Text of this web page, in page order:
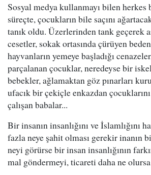
Sosyal medya kullanmayı bilen herkes
süreçte, çocukların bile saçını
tanık oldu. Üzerlerinden tank geçerek
cesetler, sokak ortasında çürüyen
hayvanların yemeye başladığı
parçalanan çocuklar, neredeyse bir
bebekler, ağlamaktan göz pınarları
ufacık bir çekiçle enkazdan
çalışan babalar...
Bir insanın insanlığını ve İslamlığını
fazla neye şahit olması gerekir inanın
neyi görürse bir insan insanlığının
mal göndermeyi, ticareti daha ne olursa